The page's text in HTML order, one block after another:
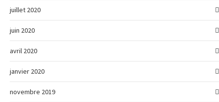
juillet 2020
juin 2020
avril 2020
janvier 2020
novembre 2019